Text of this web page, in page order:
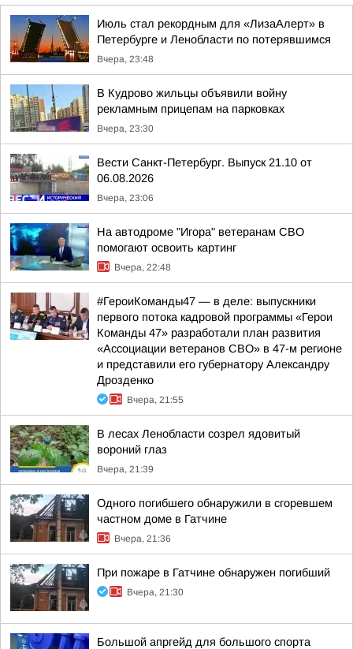
Июль стал рекордным для «ЛизаАлерт» в
Петербурге и Ленобласти по потерявшимся
Вчера, 23:48
В Кудрово жильцы объявили войну
рекламным прицепам на парковках
Вчера, 23:30
Вести Санкт-Петербург. Выпуск 21.10 от
06.08.2026
Вчера, 23:06
На автодроме "Игора" ветеранам СВО
помогают освоить картинг
Вчера, 22:48
#ГероиКоманды47 — в деле: выпускники
первого потока кадровой программы «Герои
Команды 47» разработали план развития
«Ассоциации ветеранов СВО» в 47-м регионе
и представили его губернатору Александру
Дрозденко
Вчера, 21:55
В лесах Ленобласти созрел ядовитый
вороний глаз
Вчера, 21:39
Одного погибшего обнаружили в сгоревшем
частном доме в Гатчине
Вчера, 21:36
При пожаре в Гатчине обнаружен погибший
Вчера, 21:30
Большой апргейд для большого спорта